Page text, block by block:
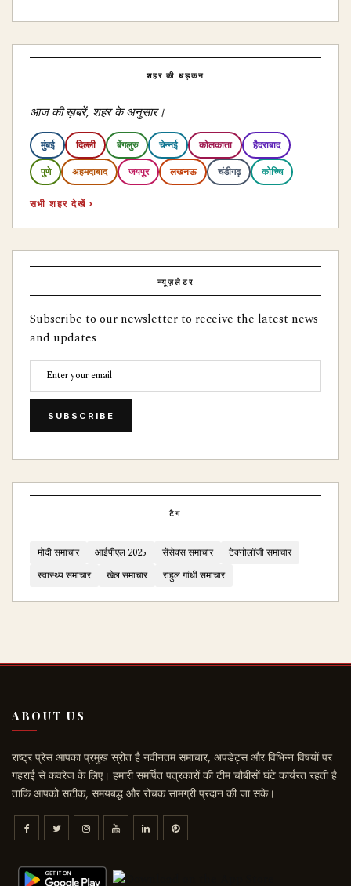
शहर की धड़कन
आज की ख़बरें, शहर के अनुसार।
मुंबई दिल्ली बेंगलुरु चेन्नई कोलकाता हैदराबाद
पुणे अहमदाबाद जयपुर लखनऊ चंडीगढ़ कोच्चि
सभी शहर देखें ›
न्यूज़लेटर
Subscribe to our newsletter to receive the latest news
and updates
SUBSCRIBE
टैग
मोदी समाचार आईपीएल 2025 सेंसेक्स समाचार
टेक्नोलॉजी समाचार
स्वास्थ्य समाचार
खेल समाचार राहुल गांधी समाचार
ABOUT US
राष्ट्र प्रेस आपका प्रमुख स्रोत है नवीनतम समाचार, अपडेट्स और विभिन्न विषयों पर
गहराई से कवरेज के लिए। हमारी समर्पित पत्रकारों की टीम चौबीसों घंटे कार्यरत रहती है
ताकि आपको सटीक, समयबद्ध और रोचक सामग्री प्रदान की जा सके।